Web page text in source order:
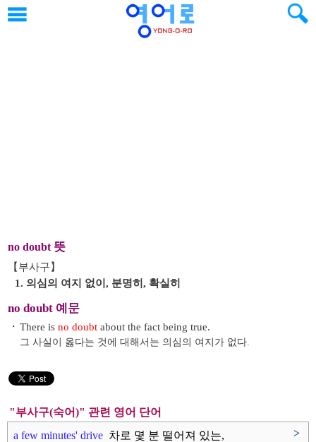
no doubt뜻
【부사구】
1. 의심의 여지 없이, 분명히, 확실히
no doubt 예문
・ There is no doubt about the fact being true.
그 사실이 옳다는 것에 대해서는 의심의 여지가 없다.
"부사구(숙어)" 관련 영어 단어
a few minutes' drive 차로 몇 분 떨어져 있는,
>